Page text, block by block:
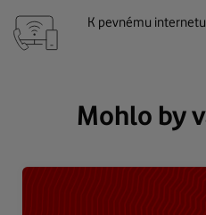
K pevnému internetu
Mohlo by